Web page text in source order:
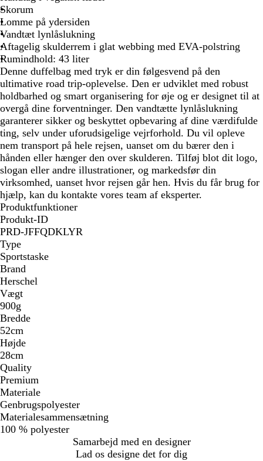
l
e
r
e
t
e
b
l
å
Skorum
Lomme på ydersiden
Vandtæt lynlåslukning
Aftagelig skulderrem i glat webbing med EVA-polstring
Rumindhold: 43 liter
Denne duffelbag med tryk er din følgesvend på den
ultimative road trip-oplevelse. Den er udviklet med robust
holdbarhed og smart organisering for øje og er designet til at
overgå dine forventninger. Den vandtætte lynlåslukning
garanterer sikker og beskyttet opbevaring af dine værdifulde
ting, selv under uforudsigelige vejrforhold. Du vil opleve
nem transport på hele rejsen, uanset om du bærer den i
hånden eller hænger den over skulderen. Tilføj blot dit logo,
slogan eller andre illustrationer, og markedsfør din
virksomhed, uanset hvor rejsen går hen. Hvis du får brug for
hjælp, kan du kontakte vores team af eksperter.
Produktfunktioner
Produkt-ID
PRD-JFFQDKLYR
Type
Sportstaske
Brand
Herschel
Vægt
900g
Bredde
52cm
Højde
28cm
Quality
Premium
Materiale
Genbrugspolyester
Materialesammensætning
100 % polyester
Samarbejd med en designer
Lad os designe det for dig